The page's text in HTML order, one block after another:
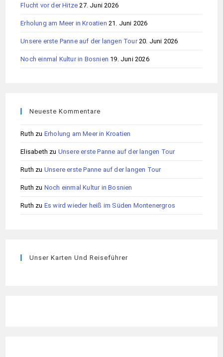
Flucht vor der Hitze 27. Juni 2026
Erholung am Meer in Kroatien 21. Juni 2026
Unsere erste Panne auf der langen Tour 20. Juni 2026
Noch einmal Kultur in Bosnien 19. Juni 2026
Neueste Kommentare
Ruth zu Erholung am Meer in Kroatien
Elisabeth zu Unsere erste Panne auf der langen Tour
Ruth zu Unsere erste Panne auf der langen Tour
Ruth zu Noch einmal Kultur in Bosnien
Ruth zu Es wird wieder heiß im Süden Montenergros
Unser Karten Und Reiseführer